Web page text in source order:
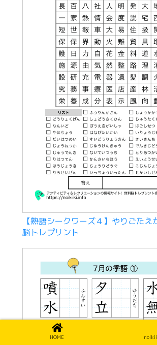
【熟語シークワーズ４】やりごたえ
脳トレプリント
HOME